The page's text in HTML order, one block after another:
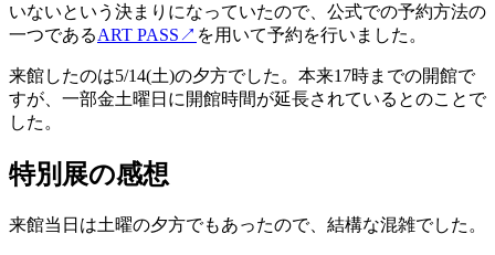
いないという決まりになっていたので、公式での予約方法の
一つであるART PASS ↗ を用いて予約を行いました。
来館したのは5/14(土)の夕方でした。本来17時までの開館で
すが、一部金土曜日に開館時間が延長されているとのことで
した。
特別展の感想
来館当日は土曜の夕方でもあったので、結構な混雑でした。